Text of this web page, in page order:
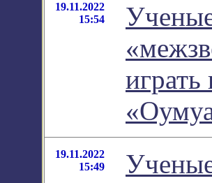
19.11.2022
15:54
19.11.2022
15:49